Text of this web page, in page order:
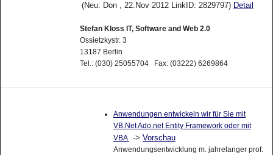
(Neu: Don , 22.Nov 2012 LinkID: 2829797) Detail
Stefan Kloss IT, Software and Web 2.0
Ossietzkystr. 3
13187 Berlin
Tel.: (030) 25055704 Fax: (03222) 6269864
Anwendungen entwickeln wir für Sie mit
VB.Net Ado.net Entity Framework oder mit
VBA -> Vorschau
Anwendungsentwicklung m. jahrelanger prof.